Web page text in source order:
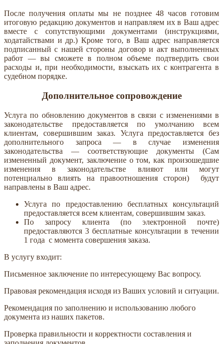
После получения оплаты мы не позднее 48 часов готовим
итоговую редакцию документов и направляем их в Ваш адрес
вместе с сопутствующими документами (инструкциями,
ходатайствами и др.) Кроме того, в Ваш адрес направляется
подписанный с нашей стороны договор и акт выполненных
работ — вы сможете в полном объеме подтвердить свои
расходы и, при необходимости, взыскать их с контрагента в
судебном порядке.
Дополнительное сопровождение
Услуга по обновлению документов в связи с изменениями в
законодательстве предоставляется по умолчанию всем
клиентам, совершившим заказ. Услуга предоставляется без
дополнительного запроса — в случае изменения
законодательства — соответствующие документы (Сам
измененный документ, заключение о том, как произошедшие
изменения в законодательстве влияют или могут
потенциально влиять на правоотношения сторон) будут
направлены в Ваш адрес.
Услуга по предоставлению бесплатных консультаций
предоставляется всем клиентам, совершившим заказ.
По запросу клиента (по электронной почте)
предоставляются 3 бесплатные консультации в течении
1 года с момента совершения заказа.
В услугу входит:
Письменное заключение по интересующему Вас вопросу.
Правовая рекомендация исходя из Ваших условий и ситуации.
Рекомендация по заполнению и использованию любого
документа из наших пакетов.
Проверка правильности и корректности составления и